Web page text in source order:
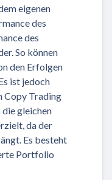
eigenen
des
des
So können
den Erfolgen
ist jedoch
Copy Trading
gleichen
da der
Es besteht
Portfolio